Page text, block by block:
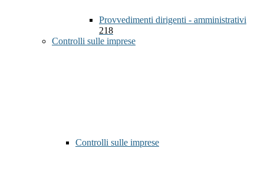
Provvedimenti dirigenti - amministrativi
218
Controlli sulle imprese
Controlli sulle imprese